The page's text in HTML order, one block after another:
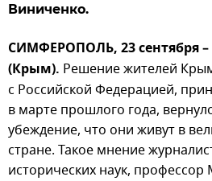
Виниченко.
СИМФЕРОПОЛЬ, 23 сентября
(Крым). Решение жителей
с Российской Федерацией,
в марте прошлого года,
убеждение, что они живут в
стране. Такое мнение
исторических наук,